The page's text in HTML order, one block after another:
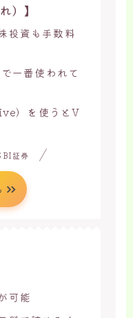
）】
投資も手数料
一番使われて
）を使うとV
証券
可能